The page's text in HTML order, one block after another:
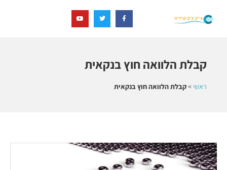
קבלת הלוואה חוץ בנקאית
ראשי >קבלת הלוואה חוץ בנקאית